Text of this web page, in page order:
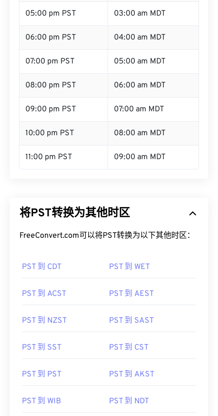
05:00 pm PST 03:00 am MDT
06:00 pm PST 04:00 am MDT
07:00 pm PST 05:00 am MDT
08:00 pm PST 06:00 am MDT
09:00 pm PST 07:00 am MDT
10:00 pm PST 08:00 am MDT
11:00 pm PST 09:00 am MDT
将PST转换为其他时区
FreeConvert.com可以将PST转换为以下其他时区：
PST 到 CDT PST 到 WET
PST 到 ACST PST 到 AEST
PST 到 NZST PST 到 SAST
PST 到 SST PST 到 CST
PST 到 PST PST 到 AKST
PST 到 WIB PST 到 NDT